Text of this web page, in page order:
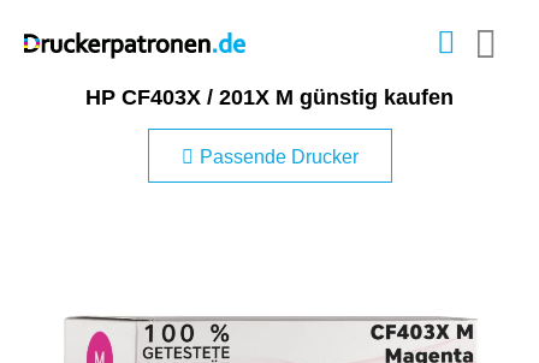
HP CF403X / 201X M günstig kaufen
Passende Drucker